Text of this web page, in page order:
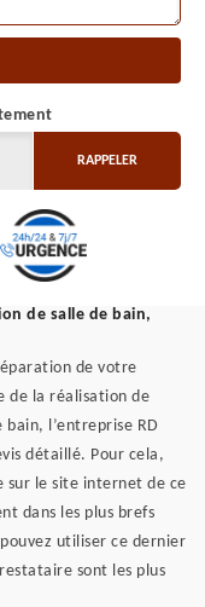
de salle de bain,
de votre
de la réalisation de
l’entreprise RD
détaillé. Pour cela,
le site internet de ce
dans les plus brefs
utiliser ce dernier
sont les plus